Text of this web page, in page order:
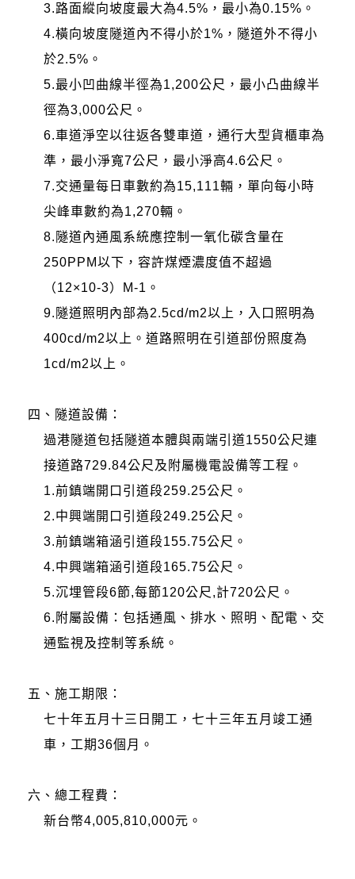
3.路面縱向坡度最大為4.5%，最小為0.15%。
4.橫向坡度隧道內不得小於1%，隧道外不得小
於2.5%。
5.最小凹曲線半徑為1,200公尺，最小凸曲線半
徑為3,000公尺。
6.車道淨空以往返各雙車道，通行大型貨櫃車為
準，最小淨寬7公尺，最小淨高4.6公尺。
7.交通量每日車數約為15,111輛，單向每小時
尖峰車數約為1,270輛。
8.隧道內通風系統應控制一氧化碳含量在
250PPM以下，容許煤煙濃度值不超過
（12×10-3）M-1。
9.隧道照明內部為2.5cd/m2以上，入口照明為
400cd/m2以上。道路照明在引道部份照度為
1cd/m2以上。
四、隧道設備：
過港隧道包括隧道本體與兩端引道1550公尺連
接道路729.84公尺及附屬機電設備等工程。
1.前鎮端開口引道段259.25公尺。
2.中興端開口引道段249.25公尺。
3.前鎮端箱涵引道段155.75公尺。
4.中興端箱涵引道段165.75公尺。
5.沉埋管段6節,每節120公尺,計720公尺。
6.附屬設備：包括通風、排水、照明、配電、交
通監視及控制等系統。
五、施工期限：
七十年五月十三日開工，七十三年五月竣工通
車，工期36個月。
六、總工程費：
新台幣4,005,810,000元。